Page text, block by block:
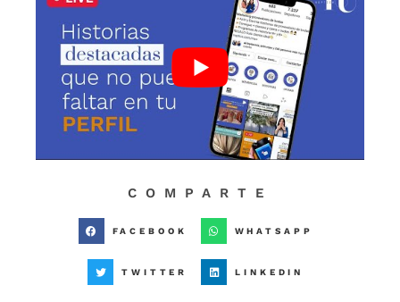
COMPARTE
FACEBOOK WHATSAPP
TWITTER LINKEDIN